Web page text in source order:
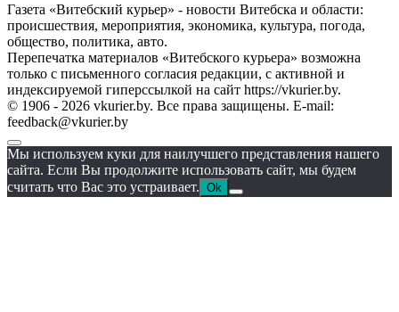
Газета «Витебский курьер» - новости Витебска и области:
происшествия, мероприятия, экономика, культура, погода,
общество, политика, авто.
Перепечатка материалов «Витебского курьера» возможна
только с письменного согласия редакции, с активной и
индексируемой гиперссылкой на сайт https://vkurier.by.
© 1906 - 2026 vkurier.by. Все права защищены. E-mail:
feedback@vkurier.by
Мы используем куки для наилучшего представления нашего
сайта. Если Вы продолжите использовать сайт, мы будем
считать что Вас это устраивает. Ok